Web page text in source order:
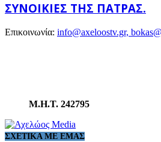
ΣΥΝΟΙΚΊΕΣ ΤΗΣ ΠΆΤΡΑΣ.
Επικοινωνία: info@axeloostv.gr,
Μ.Η.Τ. 242795
ΣΧΕΤΙΚΆ ΜΕ ΕΜΆΣ